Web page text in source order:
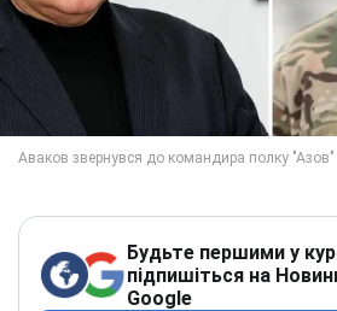
Будьте першими у
підпишіться на
Google